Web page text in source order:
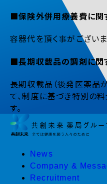
■保険外併用療養費に関
容器代を頂く事がござい
■長期収載品の調剤に関
長期収載品（後発医薬品
て、制度に基づき特別の
す。
News
Company &
Recruitment